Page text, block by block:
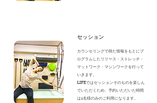
セッション
カウンセリングで得た情報をもとにプ
ログラムしたリリース・ストレッチ・
マットワーク・マシンワークを行って
いきます。
LIFEでは​セッションそのものを楽しん
でいただくため、予約いただいた時間
は1名様のみのご利用になります。